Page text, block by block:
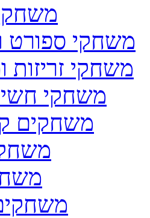
משחקי ספורט
משחקי זריזות
משחקי
משחקים